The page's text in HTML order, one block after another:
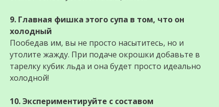
9. Главная фишка этого супа в том, что он
холодный
Пообедав им, вы не просто насытитесь, но и
утолите жажду. При подаче окрошки добавьте в
тарелку кубик льда и она будет просто идеально
холодной!
10. Экспериментируйте с составом